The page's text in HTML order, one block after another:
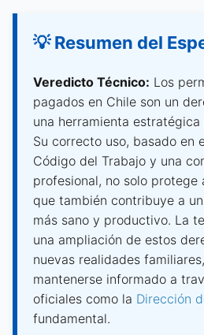
💡 Resumen del
Veredicto Técnico: Los
pagados en Chile son un
una herramienta
Su correcto uso, basado en
Código del Trabajo y una
profesional, no solo protege
que también contribuye a
más sano y productivo. La
una ampliación de estos
nuevas realidades
mantenerse informado a
oficiales como la Dirección
fundamental.